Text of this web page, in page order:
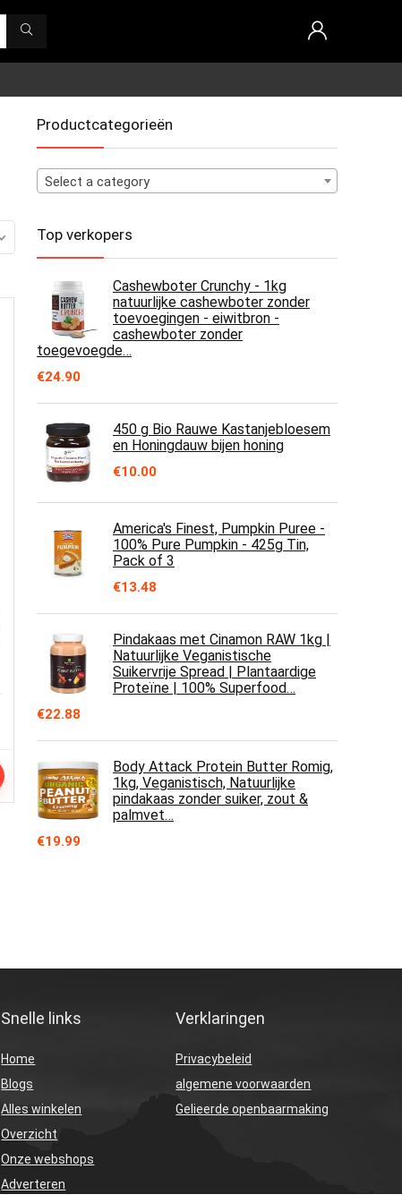
Productcategorieën
Select a category
Top verkopers
Cashewboter Crunchy - 1kg
natuurlijke cashewboter zonder
toevoegingen - eiwitbron -
cashewboter zonder
toegevoegde…
€24.90
450 g Bio Rauwe Kastanjebloesem
en Honingdauw bijen honing
€10.00
America's Finest, Pumpkin Puree -
100% Pure Pumpkin - 425g Tin,
Pack of 3
€13.48
Pindakaas met Cinamon RAW 1kg |
Natuurlijke Veganistische
Suikervrije Spread | Plantaardige
Proteïne | 100% Superfood…
€22.88
Body Attack Protein Butter Romig,
1kg, Veganistisch, Natuurlijke
pindakaas zonder suiker, zout &
palmvet…
€19.99
Snelle links
Home
Blogs
Alles winkelen
Overzicht
Onze webshops
Adverteren
Verklaringen
Privacybeleid
algemene voorwaarden
Gelieerde openbaarmaking